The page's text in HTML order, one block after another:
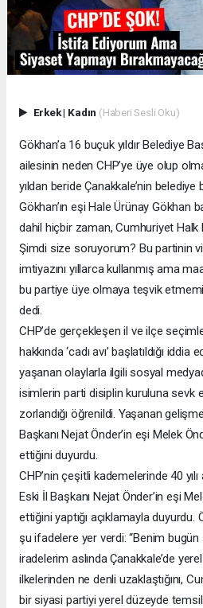
Erkek| Kadın (Haberi Sesli Oku)
Gökhan’a 16 buçuk yıldır Belediye
ailesinin neden CHP’ye üye olup
yıldan beride Çanakkale’nin belediye
Gökhan’ın eşi Hale Ürünay Gökhan
dahil hiçbir zaman, Cumhuriyet Halk
Şimdi size soruyorum? Bu partinin
imtiyazını yıllarca kullanmış ama
bu partiye üye olmaya teşvik
dedi.
CHP’de gerçekleşen il ve ilçe
hakkında ‘cadı avı’ başlatıldığı
yaşanan olaylarla ilgili sosyal
isimlerin parti disiplin kuruluna sevk
zorlandığı öğrenildi. Yaşanan
Başkanı Nejat Önder’in eşi Melek
ettiğini duyurdu.
CHP’nin çeşitli kademelerinde 40
Eski İl Başkanı Nejat Önder’in eşi
ettiğini yaptığı açıklamayla duyurdu.
şu ifadelere yer verdi: “Benim bugün
iradelerim aslında Çanakkale’de
ilkelerinden ne denli uzaklaştığını,
bir siyasi partiyi yerel düzeyde